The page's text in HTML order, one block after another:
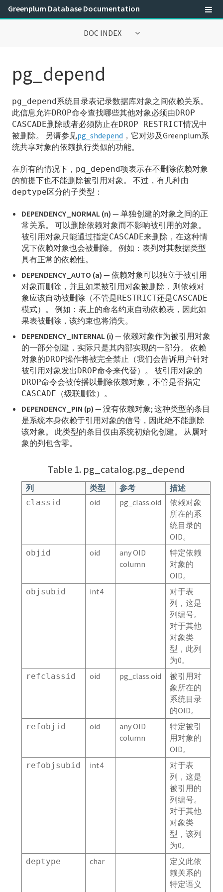
Greenplum Database Documentation
DOC INDEX
参考指南
SQL Command Reference
SQL 2008可选特性兼容性
Greenplum环境变量
保留标识符和SQL关键字
系统目录参考
系统表
系统视图
系统目录定义
foreign_data_wrapper_options
foreign_data_wrappers
foreign_server_options
foreign_servers
foreign_table_options
foreign_tables
gp_configuration_history
gp_distributed_log
gp_distributed_xacts
gp_distribution_policy
gpexpand.expansion_progress
gpexpand.status_detail
gp_id
gp_resgroup_status_per_host
gp_resqueue_status
gp_segment_configuration
pg_am
pg_depend
pg_depend系统目录表记录数据库对象之间依赖关系。
此信息允许DROP命令查找哪些其他对象必须由DROP
CASCADE删除或者必须防止在DROP RESTRICT情况中
被删除。 另请参见pg_shdepend ，它对涉及Greenplum系
统共享对象的依赖执行类似的功能。
在所有的情况下， pg_depend项表示在不删除依赖对象
的前提下也不能删除被引用对象。 不过，有几种由
deptype区分的子类型：
DEPENDENCY_NORMAL (n) — 单独创建的对象之间的正
常关系。 可以删除依赖对象而不影响被引用的对象。
被引用对象只能通过指定CASCADE来删除，在这种情
况下依赖对象也会被删除。 例如：表列对其数据类型
具有正常的依赖性。
DEPENDENCY_AUTO (a) — 依赖对象可以独立于被引用
对象而删除，并且如果被引用对象被删除，则依赖对
象应该自动被删除（不管是RESTRICT还是CASCADE
模式）。 例如：表上的命名约束自动依赖表，因此如
果表被删除，该约束也将消失。
DEPENDENCY_INTERNAL (i) — 依赖对象作为被引用对象
的一部分创建，实际只是其内部实现的一部分。 依赖
对象的DROP操作将被完全禁止（我们会告诉用户针对
被引用对象发出DROP命令来代替）。 被引用对象的
DROP命令会被传播以删除依赖对象，不管是否指定
CASCADE （级联删除）。
DEPENDENCY_PIN (p) — 没有依赖对象; 这种类型的条目
是系统本身依赖于引用对象的信号，因此绝不能删除
该对象。 此类型的条目仅由系统初始化创建。 从属对
象的列包含零。
Table 1. pg_catalog.pg_depend
列 类型 参考 描述
classid oid pg_class.oid
依赖对象
所在的系
统目录的
OID。
objid oid
any OID
column
特定依赖
对象的
OID。
objsubid int4
对于表
列，这是
列编号。
对于其他
对象类
型，此列
为0。
refclassid oid pg_class.oid
被引用对
象所在的
系统目录
的OID。
refobjid oid
any OID
column
特定被引
用对象的
OID。
refobjsubid int4
对于表
列，这是
被引用的
列编号。
对于其他
对象类
型，该列
为0。
deptype char
定义此依
赖关系的
特定语义